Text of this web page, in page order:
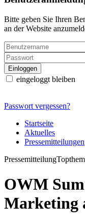
Bitte geben Sie Ihren
an der Website
eingeloggt bleiben
Passwort vergessen?
Startseite
Aktuelles
Pressemitteilungen
Pressemitteilung
OWM
Marketing